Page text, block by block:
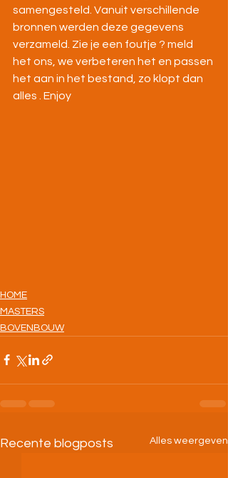
samengesteld. Vanuit verschillende
bronnen werden deze gegevens
verzameld. Zie je een foutje ? meld
het ons, we verbeteren het en passen
het aan in het bestand, zo klopt dan
alles . Enjoy
HOME
MASTERS
BOVENBOUW
Recente blogposts Alles weergeven